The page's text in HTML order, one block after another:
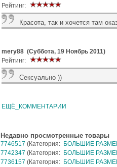
Рейтинг:
Красота, так и хочется там
mery88 (Суббота, 19 Ноябрь 2011)
Рейтинг:
Сексуально ))
ЕЩЁ_КОММЕНТАРИИ
Недавно просмотренные товары
7746517 (Категория: БОЛЬШИЕ
7742347 (Категория: БОЛЬШИЕ
7736157 (Категория: БОЛЬШИЕ